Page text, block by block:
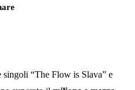
“The Flow is Slava” e